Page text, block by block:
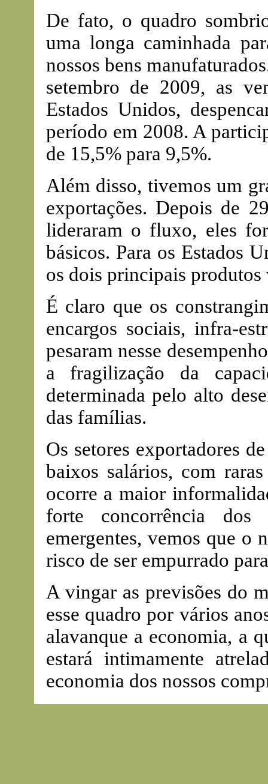
De fato, o quadro
uma longa caminhada
nossos bens
setembro de 2009, as
Estados Unidos,
período em 2008. A
de 15,5% para 9,5%.
Além disso, tivemos um
exportações. Depois de
lideraram o fluxo, eles
básicos. Para os Estados
os dois principais produtos
É claro que os
encargos sociais, infra-
pesaram nesse
a fragilização da
determinada pelo alto
das famílias.
Os setores exportadores
baixos salários, com
ocorre a maior
forte concorrência
emergentes, vemos que o
risco de ser empurrado
A vingar as previsões do
esse quadro por vários
alavanque a economia, a
estará intimamente
economia dos nossos